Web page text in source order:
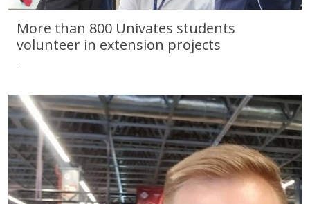
More than 800 Univates students volunteer in extension projects
More than 800 Univates students
volunteer in extension projects
-